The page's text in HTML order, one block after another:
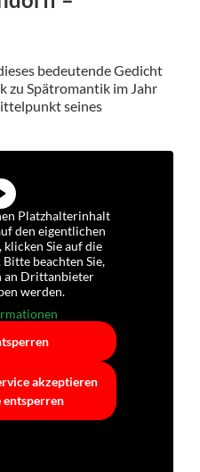
bedeutende Gedicht
zu Spätromantik im Jahr
seines
Platzhalterinhalt
den eigentlichen
Sie auf die
beachten Sie,
an Drittanbieter
werden.
akzeptieren
entsperren